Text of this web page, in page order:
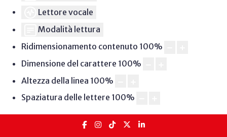
Lettore vocale
Modalità lettura
Ridimensionamento contenuto 100%
Dimensione del carattere 100%
Altezza della linea 100%
Spaziatura delle lettere 100%